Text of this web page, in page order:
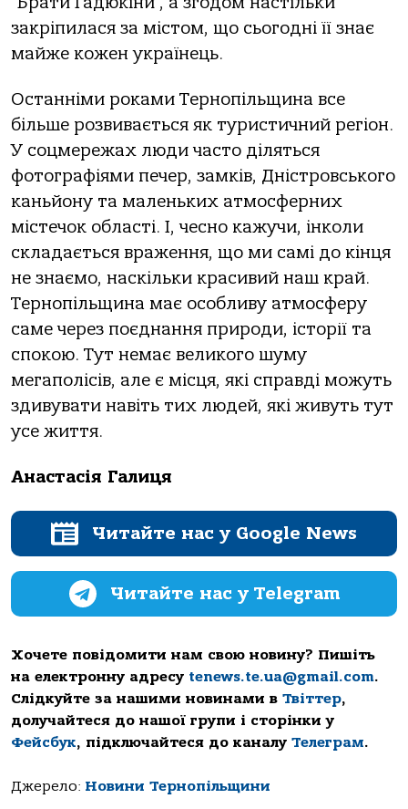
закріпилася за містом, що сьогодні її знає
майже кожен українець.
Останніми роками Тернопільщина все
більше розвивається як туристичний регіон.
У соцмережах люди часто діляться
фотографіями печер, замків, Дністровського
каньйону та маленьких атмосферних
містечок області. І, чесно кажучи, інколи
складається враження, що ми самі до кінця
не знаємо, наскільки красивий наш край.
Тернопільщина має особливу атмосферу
саме через поєднання природи, історії та
спокою. Тут немає великого шуму
мегаполісів, але є місця, які справді можуть
здивувати навіть тих людей, які живуть тут
усе життя.
Анастасія Галиця
Читайте нас у Google News
Читайте нас у Telegram
Хочете повідомити нам свою новину? Пишіть
на електронну адресу tenews.te.ua@gmail.com.
Слідкуйте за нашими новинами в Твіттер,
долучайтеся до нашої групи і сторінки у
Фейсбук, підключайтеся до каналу Телеграм.
Джерело: Новини Тернопільщини